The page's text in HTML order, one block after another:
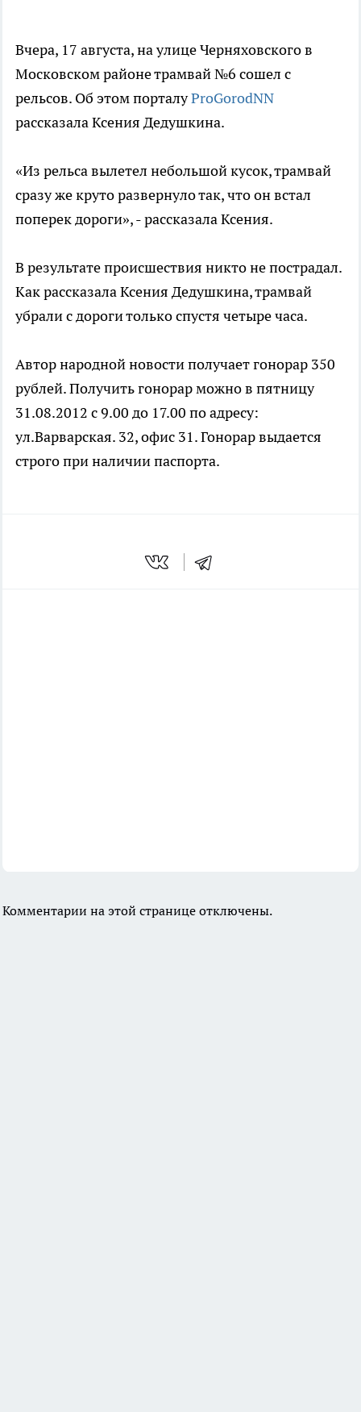
Вчера, 17 августа, на улице Черняховского в
Московском районе трамвай №6 сошел с
рельсов. Об этом порталуProGorodNN
рассказала Ксения Дедушкина.
«Из рельса вылетел небольшой кусок, трамвай
сразу же круто развернуло так, что он встал
поперек дороги», - рассказала Ксения.
В результате происшествия никто не пострадал.
Как рассказала Ксения Дедушкина, трамвай
убрали с дороги только спустя четыре часа.
Автор народной новости получает гонорар 350
рублей. Получить гонорар можно в пятницу
31.08.2012 с 9.00 до 17.00 по адресу:
ул.Варварская. 32, офис 31. Гонорар выдается
строго при наличии паспорта.
Комментарии на этой странице отключены.